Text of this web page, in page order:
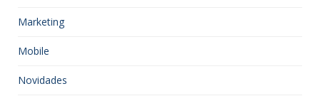
Marketing
Mobile
Novidades